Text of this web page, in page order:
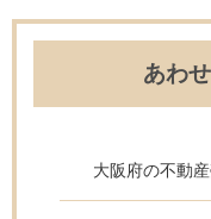
あわ
大阪府の不動